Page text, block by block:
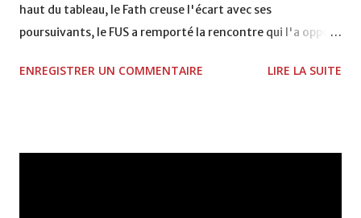
haut du tableau, le Fath creuse l'écart avec ses
poursuivants, le FUS a remporté la rencontre qui l'a opposé
2, Badr Kachani a ouvert la marque à la 38e pour les
ENREGISTRER UN COMMENTAIRE LIRE LA SUITE